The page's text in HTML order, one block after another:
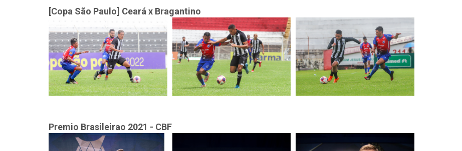
[Copa São Paulo] Ceará x Bragantino
Premio Brasileirao 2021 - CBF